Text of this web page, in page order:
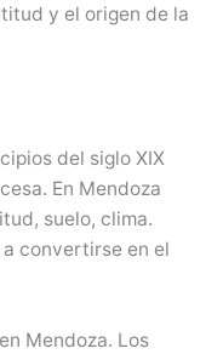
y el origen de la
del siglo XIX
En Mendoza
suelo, clima.
convertirse en el
Mendoza. Los